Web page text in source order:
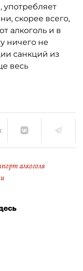
употребляет
скорее всего,
алкоголь и в
ничего не
санкций из
весь
алкоголя